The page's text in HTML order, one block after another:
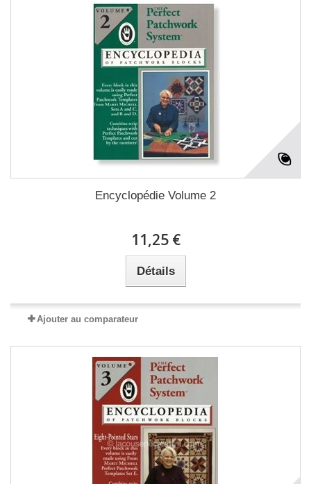
Encyclopédie Volume 2
11,25 €
Détails
Ajouter au comparateur